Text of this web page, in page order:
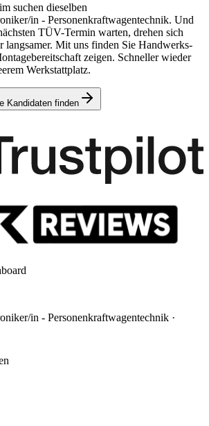
suchen dieselben
in - Personenkraftwagentechnik. Und
TÜV-Termin warten, drehen sich
langsamer. Mit uns finden Sie Handwerks-
zeigen. Schneller wieder
Werkstattplatz.
Kandidaten finden
in - Personenkraftwagentechnik ·